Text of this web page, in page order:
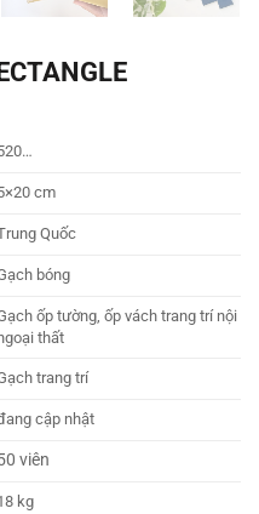
cm
Quốc
bóng
ốp tường, ốp vách trang trí nội
thất
trang trí
cập nhật
viên
kg